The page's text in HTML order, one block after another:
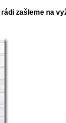
zašleme na